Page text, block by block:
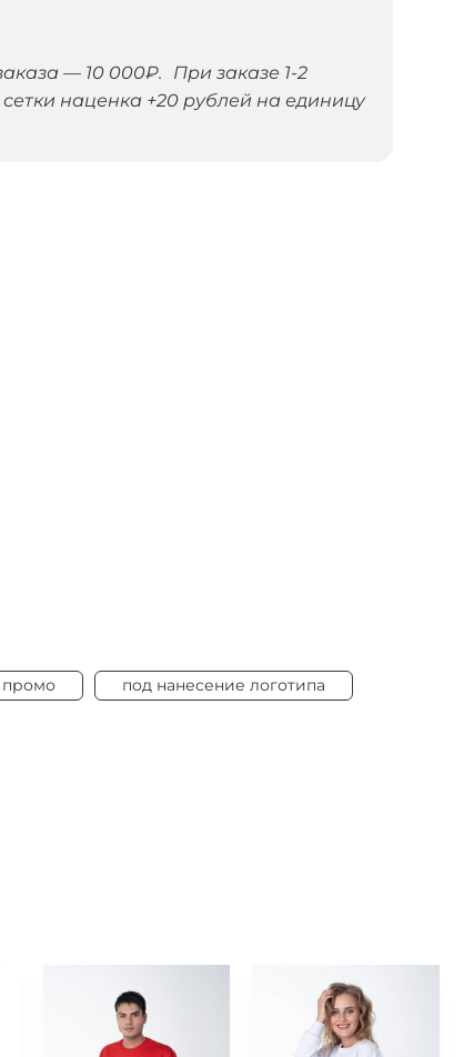
— 10 000₽. При заказе 1-2
наценка +20 рублей на единицу
промо под нанесение логотипа